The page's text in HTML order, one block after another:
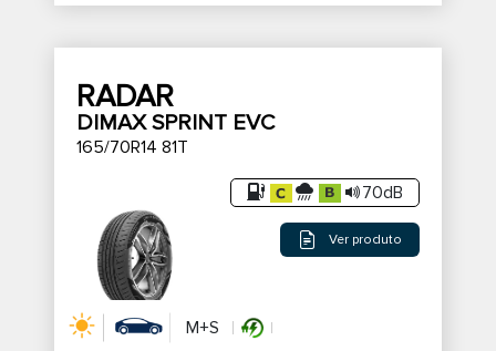
RADAR
DIMAX SPRINT EVC
165/70R14 81T
70dB
Ver produto
M+S